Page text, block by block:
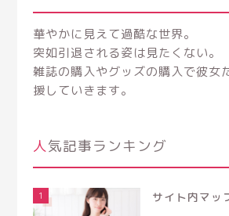
華やかに見えて過酷な世界。
突如引退される姿は見たくない。
雑誌の購入やグッズの購入で彼女
援していきます。
人気記事ランキング
1 サイト内マッ